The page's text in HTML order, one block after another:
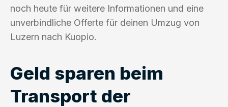
noch heute für weitere Informationen und eine
unverbindliche Offerte für deinen Umzug von
Luzern nach Kuopio.
Geld sparen beim
Transport der